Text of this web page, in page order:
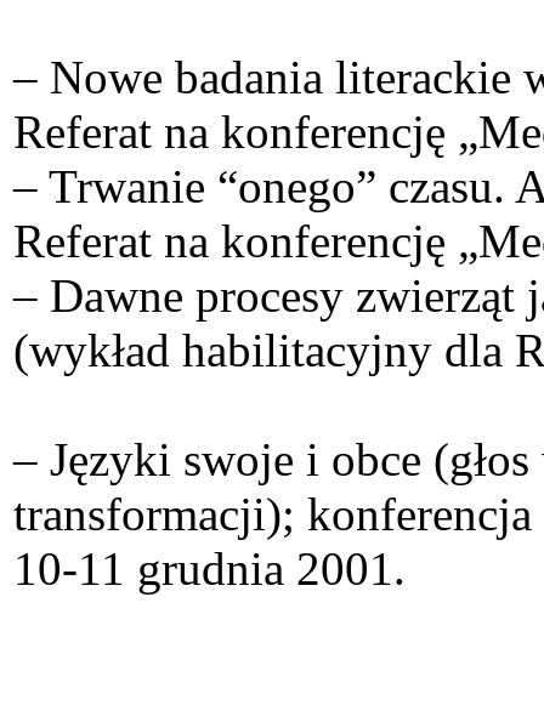
– Nowe badania literackie
Referat na konferencję
– Trwanie “onego” czasu.
Referat na konferencję
– Dawne procesy zwierząt
(wykład habilitacyjny dla
– Języki swoje i obce
transformacji);
10-11 grudnia 2001.